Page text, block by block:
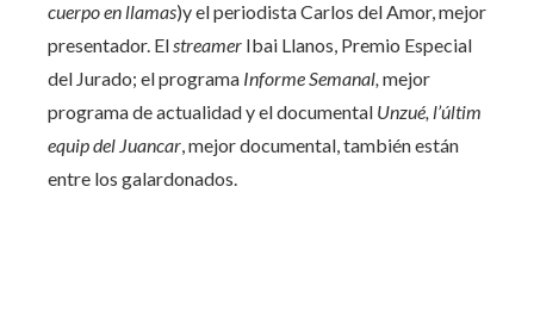
cuerpo en llamas)y el periodista Carlos del Amor, mejor
presentador. Elstreamer Ibai Llanos, Premio Especial
del Jurado; el programa Informe Semanal, mejor
programa de actualidad y el documental Unzué, l’últim
equip del Juancar, mejor documental, también están
entre los galardonados.